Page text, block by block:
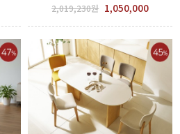
2,019,230원 1,050,000